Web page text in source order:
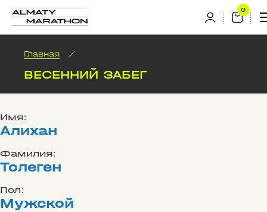
Главная /
ВЕСЕННИЙ ЗАБЕГ
Имя:
Алихан
Фамилия:
Толеген
Пол:
Мужской